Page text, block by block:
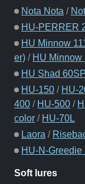
Nota Nota /
HU-PERRER
HU Minnow
er) / HU Minnow
HU Shad 60SP
HU-150 / HU-
400 / HU-500 /
color / HU-70L
Laora /
HU-N-Greedie
Soft lures